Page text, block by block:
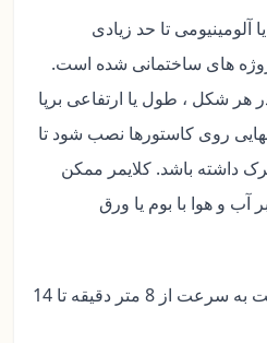
آلومینیومی تا حد زیادی
های ساختمانی شده است.
هر شکل ، طول یا ارتفاعی برپا
روی کاستورها نصب شود تا
داشته باشد. کلایمر ممکن
و هوا با بوم یا ورق
کلایمر های برقی ممکن است به سرعت از 8 متر دقیقه تا 14